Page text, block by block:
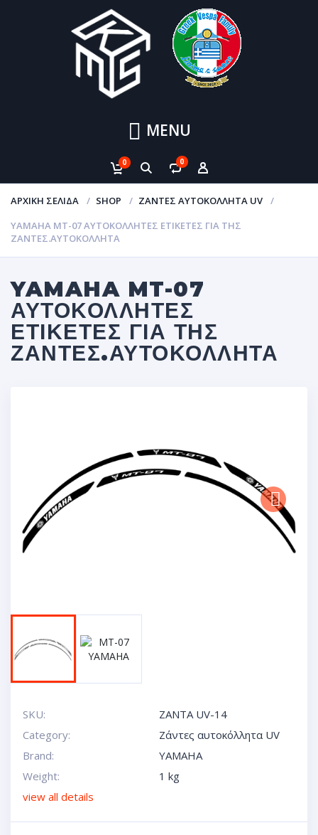
MENU
0 0
ΑΡΧΙΚΉ ΣΕΛΊΔΑ SHOP
ΖΆΝΤΕΣ ΑΥΤΟΚΌΛΛΗΤΑ UV
YAMAHA MT-07 ΑΥΤΟΚΌΛΛΗΤΕΣ ΕΤΙΚΈΤΕΣ ΓΙΑ ΤΗΣ
ΖΆΝΤΕΣ.ΑΥΤΟΚΌΛΛΗΤΑ
YAMAHA MT-07
ΑΥΤΟΚΌΛΛΗΤΕΣ
ΕΤΙΚΈΤΕΣ ΓΙΑ ΤΗΣ
ΖΆΝΤΕΣ.ΑΥΤΟΚΌΛΛΗΤΑ
Next
SKU:
ZANTA UV-14
Category:
Ζάντες αυτοκόλλητα UV
Brand:
YAMAHA
Weight:
1 kg
view all details